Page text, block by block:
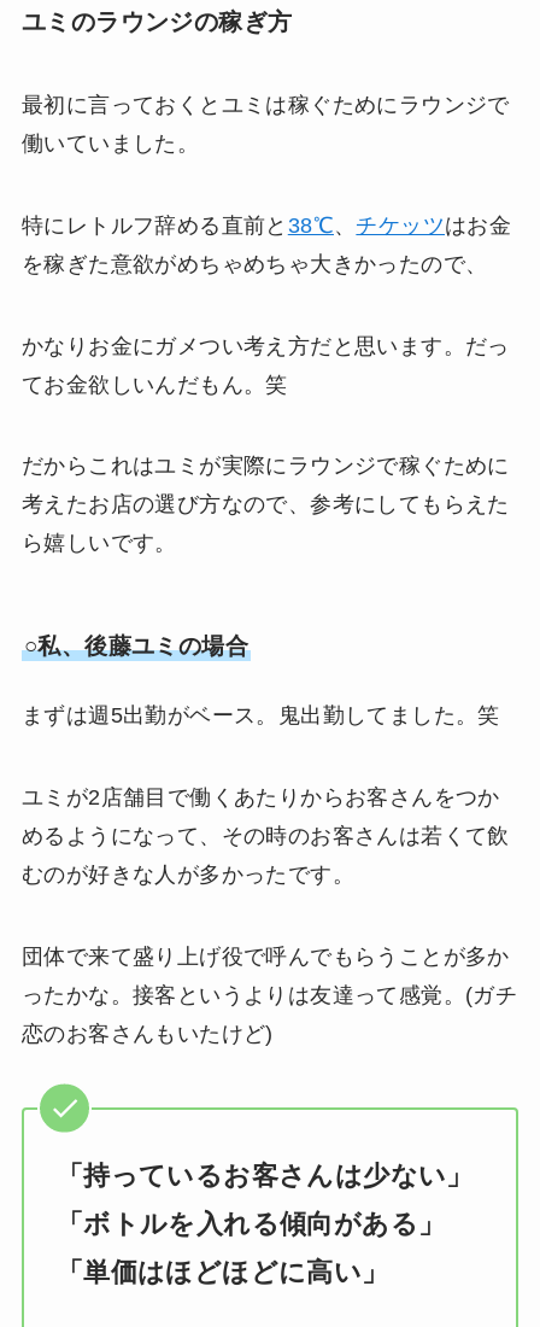
ユミのラウンジの稼ぎ方
最初に言っておくとユミは稼ぐためにラウンジで
働いていました。
特にレトルフ辞める直前と 38℃、 チケッツはお金
を稼ぎた意欲がめちゃめちゃ大きかったので、
かなりお金にガメつい考え方だと思います。だっ
てお金欲しいんだもん。笑
だからこれはユミが実際にラウンジで稼ぐために
考えたお店の選び方なので、参考にしてもらえた
ら嬉しいです。
○私、後藤ユミの場合
まずは週5出勤がベース。鬼出勤してました。笑
ユミが2店舗目で働くあたりからお客さんをつか
めるようになって、その時のお客さんは若くて飲
むのが好きな人が多かったです。
団体で来て盛り上げ役で呼んでもらうことが多か
ったかな。接客というよりは友達って感覚。(ガチ
恋のお客さんもいたけど)
「持っているお客さんは少ない」
「ボトルを入れる傾向がある」
「単価はほどほどに高い」